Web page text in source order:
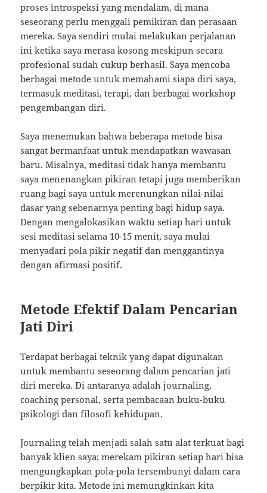
proses introspeksi yang mendalam, di mana
seseorang perlu menggali pemikiran dan perasaan
mereka. Saya sendiri mulai melakukan perjalanan
ini ketika saya merasa kosong meskipun secara
profesional sudah cukup berhasil. Saya mencoba
berbagai metode untuk memahami siapa diri saya,
termasuk meditasi, terapi, dan berbagai workshop
pengembangan diri.
Saya menemukan bahwa beberapa metode bisa
sangat bermanfaat untuk mendapatkan wawasan
baru. Misalnya, meditasi tidak hanya membantu
saya menenangkan pikiran tetapi juga memberikan
ruang bagi saya untuk merenungkan nilai-nilai
dasar yang sebenarnya penting bagi hidup saya.
Dengan mengalokasikan waktu setiap hari untuk
sesi meditasi selama 10-15 menit, saya mulai
menyadari pola pikir negatif dan menggantinya
dengan afirmasi positif.
Metode Efektif Dalam Pencarian
Jati Diri
Terdapat berbagai teknik yang dapat digunakan
untuk membantu seseorang dalam pencarian jati
diri mereka. Di antaranya adalah journaling,
coaching personal, serta pembacaan buku-buku
psikologi dan filosofi kehidupan.
Journaling telah menjadi salah satu alat terkuat bagi
banyak klien saya; merekam pikiran setiap hari bisa
mengungkapkan pola-pola tersembunyi dalam cara
berpikir kita. Metode ini memungkinkan kita